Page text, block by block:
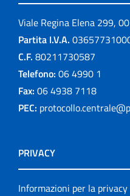
Viale Regina Elena 299,
Partita I.V.A.
C.F. 80211730587
Telefono: 06 4990 1
Fax: 06 4938 7118
PEC:
PRIVACY
Informazioni per la privacy